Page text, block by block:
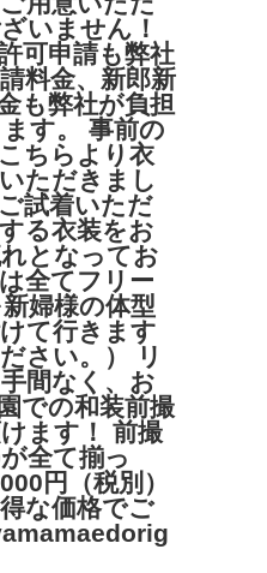
いません！
可申請も弊社
料金、新郎新
も弊社が負担
す。 事前の
ちらより衣
ただきまし
試着いただ
る衣装をお
となってお
全てフリー
婦様の体型
て行きます
さい。） リ
間なく、お
での和装前撮
ます！ 前撮
全て揃っ
円（税別）
な価格でご